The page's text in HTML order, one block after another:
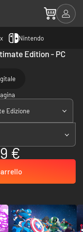
Nintendo
Edition - PC
Edizione
€